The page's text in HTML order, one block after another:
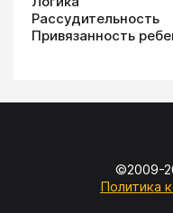
Рассудительность
Привязанность
©2009-
Политика